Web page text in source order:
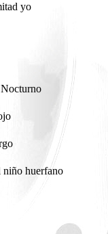
yo
niño huerfano